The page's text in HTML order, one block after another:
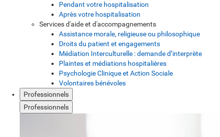
Pendant votre hospitalisation
Après votre hospitalisation
Services d'aide et d'accompagnements
Assistance morale, religieuse ou philosophique
Droits du patient et engagements
Médiation Interculturelle : demande d’interprète
Plaintes et médiations hospitalières
Psychologie Clinique et Action Sociale
Volontaires bénévoles
Professionnels
Professionnels